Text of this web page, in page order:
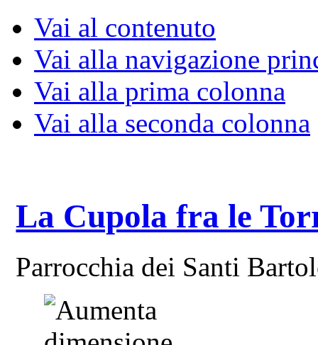
Vai al contenuto
Vai alla navigazione
Vai alla prima colonna
Vai alla seconda colonna
La Cupola fra le
Parrocchia dei Santi